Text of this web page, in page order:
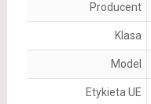
Producent
Klasa
Model
Etykieta UE